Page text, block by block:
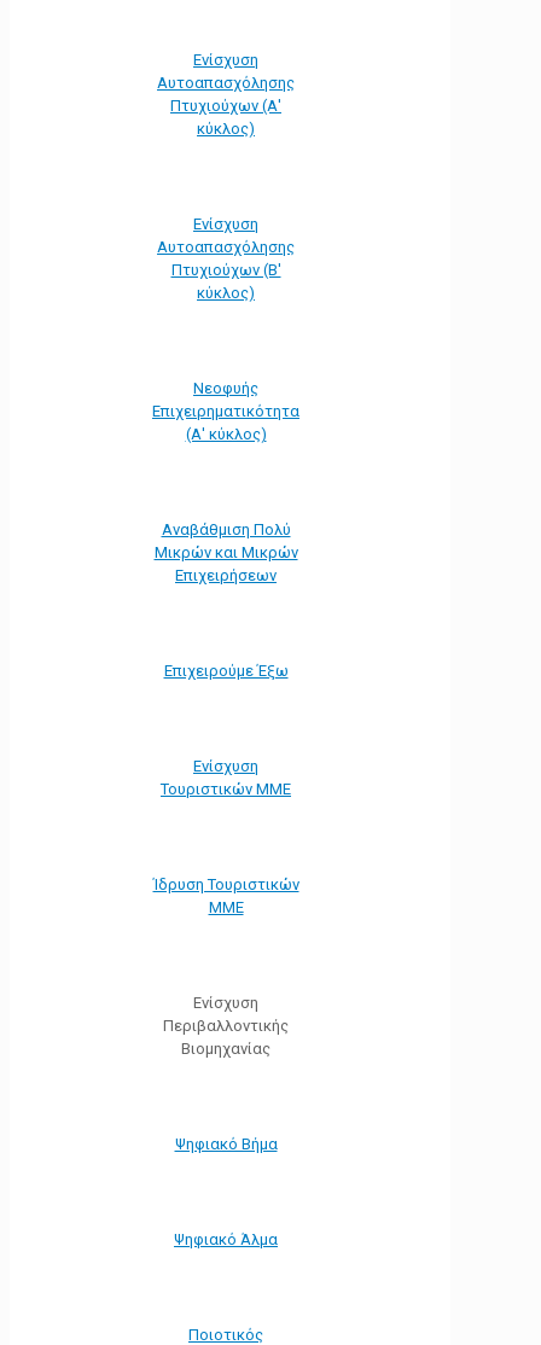
Ενίσχυση
Αυτοαπασχόλησης
Πτυχιούχων (Α'
κύκλος)
Ενίσχυση
Αυτοαπασχόλησης
Πτυχιούχων (Β'
κύκλος)
Νεοφυής
Επιχειρηματικότητα
(Α' κύκλος)
Αναβάθμιση Πολύ
Μικρών και Μικρών
Επιχειρήσεων
Επιχειρούμε Έξω
Ενίσχυση
Τουριστικών ΜΜΕ
Ίδρυση Τουριστικών
ΜΜΕ
Ενίσχυση
Περιβαλλοντικής
Βιομηχανίας
Ψηφιακό Βήμα
Ψηφιακό Άλμα
Ποιοτικός